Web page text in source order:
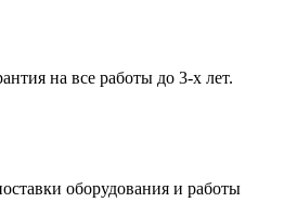
на все работы до 3-х лет.
оборудования и работы